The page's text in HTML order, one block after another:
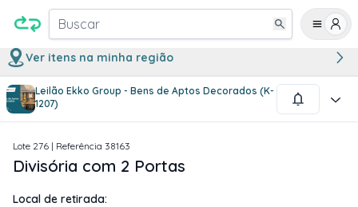
Buscar
Ver itens na minha região
Leilão Ekko Group - Bens de Aptos Decorados (K-
1207)
1/1
Lote 276 | Referência 38163
Divisória com 2 Portas
Local de retirada: